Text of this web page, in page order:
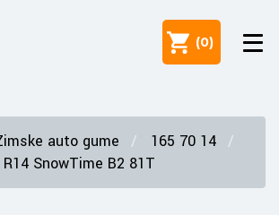
(0)
auto gume
165 70 14
SnowTime B2 81T